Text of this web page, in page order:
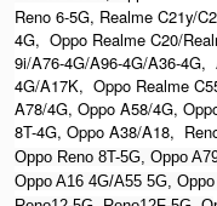
Reno 6-5G, Realme C21y/
4G, Oppo Realme C20/
9i/A76-4G/A96-4G/A36-4G,
4G/A17K, Oppo Realme
A78/4G, Oppo A58/4G,
8T-4G, Oppo A38/A18,
Oppo Reno 8T-5G, Oppo
Oppo A16 4G/A55 5G,